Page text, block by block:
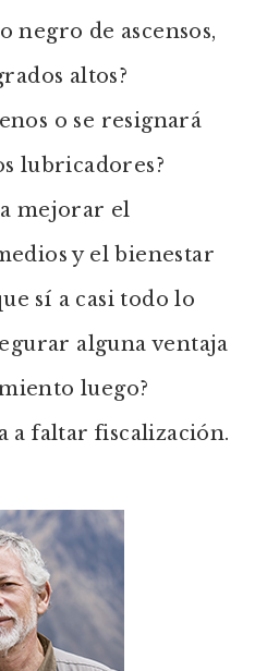
negro de ascensos,
altos?
o se resignará
lubricadores?
mejorar el
y el bienestar
sí a casi todo lo
alguna ventaja
luego?
a faltar fiscalización.